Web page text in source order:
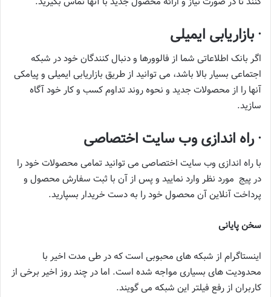
· بازاریابی ایمیلی
اگر بانک اطلاعاتی شما از فالوورها و دنبال کنندگان خود در شبکه
اجتماعی بسیار بالا باشد، می ‌توانید از طریق بازاریابی ایمیلی و پیامکی
آنها را از محصولات جدید و نحوه روند تداوم کسب و کار خود آگاه
سازید.
· راه ‌اندازی وب سایت اختصاصی
با راه ‌اندازی وب سایت اختصاصی می ‌توانید تمامی محصولات خود را
در پیج مورد نظر وارد نمایید و پس از آن با ثبت سفارش محصول و
پرداخت آنلاین آن محصول خود را به دست خریدار بسپارید.
سخن پایانی
اینستاگرام از شبکه های محبوبی است که در طی مدت اخیر با
محدودیت های بسیاری مواجه شده است. اما در چند روز اخیر برخی از
کاربران از رفع فیلتر این شبکه می گویند.